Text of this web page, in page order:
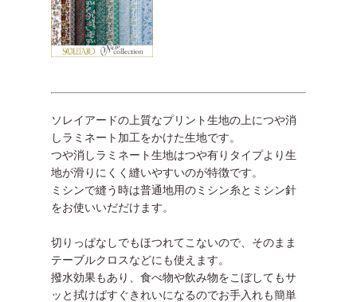
ソレイアードの上質なプリント生地の上につや消
しラミネート加工をかけた生地です。
つや消しラミネート生地はつや有りタイプより生
地が滑りにくく縫いやすいのが特徴です。
ミシンで縫う時は普通地用のミシン糸とミシン針
をお使いいだだけます。
切りっぱなしでもほつれてこないので、そのまま
テーブルクロスなどにも使えます。
撥水効果もあり、食べ物や飲み物をこぼしてもサ
ッと拭けばすぐきれいになるのでお手入れも簡単